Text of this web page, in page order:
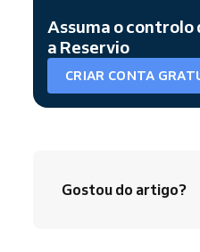
Assuma o controlo
a Reservio
CRIAR CONTA
Gostou do artigo?